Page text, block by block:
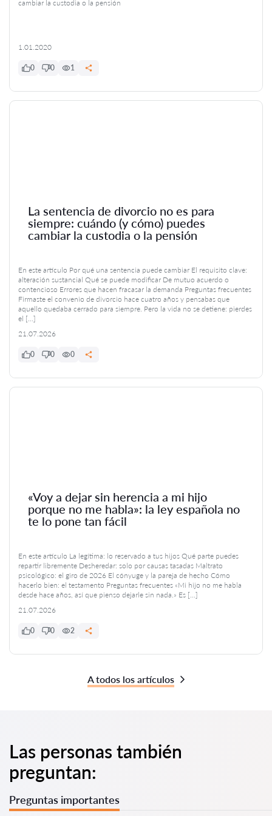
cambiar la custodia o la pensión
1.01.2020
0 0 1
La sentencia de divorcio no es para
siempre: cuándo (y cómo) puedes
cambiar la custodia o la pensión
En este artículo Por qué una sentencia puede cambiar El requisito clave:
alteración sustancial Qué se puede modificar De mutuo acuerdo o
contencioso Errores que hacen fracasar la demanda Preguntas frecuentes
Firmaste el convenio de divorcio hace cuatro años y pensabas que
aquello quedaba cerrado para siempre. Pero la vida no se detiene: pierdes
el […]
21.07.2026
0 0 0
«Voy a dejar sin herencia a mi hijo
porque no me habla»: la ley española no
te lo pone tan fácil
En este artículo La legítima: lo reservado a tus hijos Qué parte puedes
repartir libremente Desheredar: solo por causas tasadas Maltrato
psicológico: el giro de 2026 El cónyuge y la pareja de hecho Cómo
hacerlo bien: el testamento Preguntas frecuentes «Mi hijo no me habla
desde hace años, así que pienso dejarle sin nada.» Es […]
21.07.2026
0 0 2
A todos los artículos
Las personas también
preguntan:
Preguntas importantes